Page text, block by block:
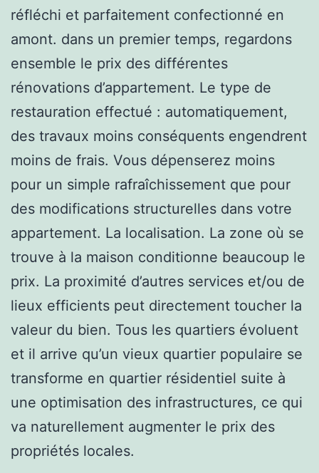
réfléchi et parfaitement confectionné en
amont. dans un premier temps, regardons
ensemble le prix des différentes
rénovations d’appartement. Le type de
restauration effectué : automatiquement,
des travaux moins conséquents engendrent
moins de frais. Vous dépenserez moins
pour un simple rafraîchissement que pour
des modifications structurelles dans votre
appartement. La localisation. La zone où se
trouve à la maison conditionne beaucoup le
prix. La proximité d’autres services et/ou de
lieux efficients peut directement toucher la
valeur du bien. Tous les quartiers évoluent
et il arrive qu’un vieux quartier populaire se
transforme en quartier résidentiel suite à
une optimisation des infrastructures, ce qui
va naturellement augmenter le prix des
propriétés locales.